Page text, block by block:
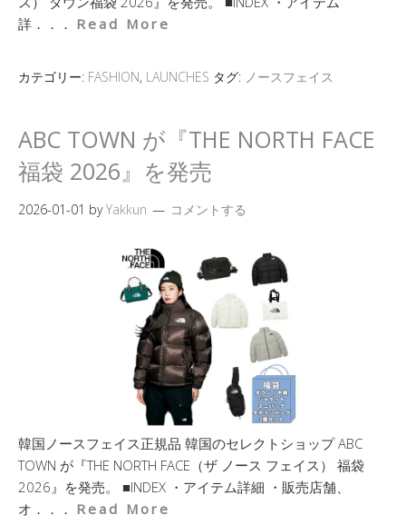
詳．．． Read More
カテゴリー: FASHION, LAUNCHES タグ: ノースフェイス
ABC TOWN が『THE NORTH FACE
福袋 2026』を発売
2026-01-01 byYakkun コメントする
韓国ノースフェイス正規品 韓国のセレクトショップ ABC
TOWN が『THE NORTH FACE（ザ ノース フェイス） 福袋
2026』を発売。 ■INDEX ・アイテム詳細 ・販売店舗、
オ．．． Read More